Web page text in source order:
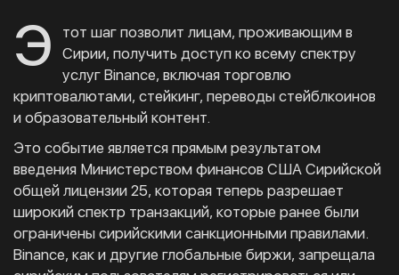
Э
тот шаг позволит лицам, проживающим в
Сирии, получить доступ ко всему спектру
услуг Binance, включая торговлю
криптовалютами, стейкинг, переводы стейблкоинов
и образовательный контент.
Это событие является прямым результатом
введения Министерством финансов США Сирийской
общей лицензии 25, которая теперь разрешает
широкий спектр транзакций, которые ранее были
ограничены сирийскими санкционными правилами.
Binance, как и другие глобальные биржи, запрещала